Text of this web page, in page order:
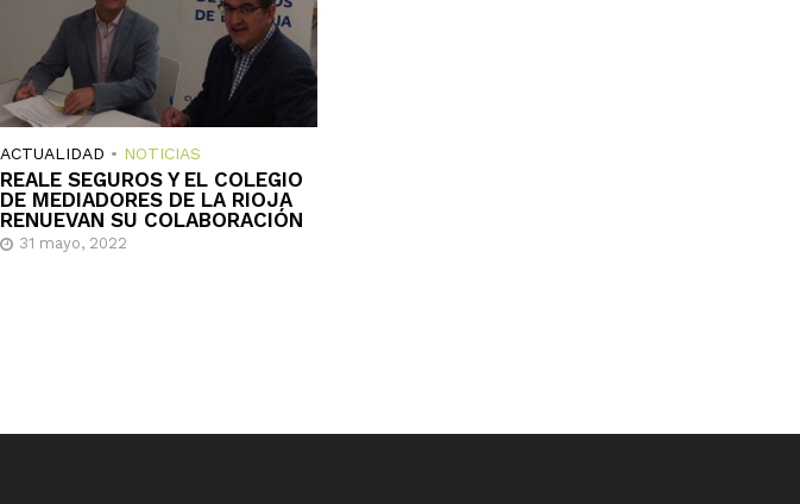
ACTUALIDAD • NOTICIAS
REALE SEGUROS Y EL COLEGIO
DE MEDIADORES DE LA RIOJA
RENUEVAN SU COLABORACIÓN
31 mayo, 2022